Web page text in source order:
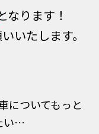
なります！
いたします。
についてもっと
い…